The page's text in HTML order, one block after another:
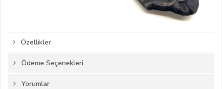
Özellikler
Ödeme Seçenekleri
Yorumlar